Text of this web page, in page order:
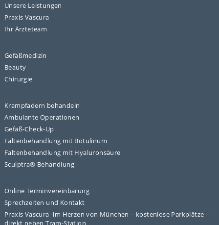
Unsere Leistungen
Praxis Vascura
Ihr Ärzteteam
Gefäßmedizin
Beauty
Chirurgie
Krampfadern behandeln
Ambulante Operationen
Gefäß-Check-Up
Faltenbehandlung mit Botulinum
Faltenbehandlung mit Hyaluronsäure
Sculptra® Behandlung
Online Terminvereinbarung
Sprechzeiten und Kontakt
Praxis Vascura -im Herzen von München – kostenlose Parkplätze –
direkt neben Tram-Station